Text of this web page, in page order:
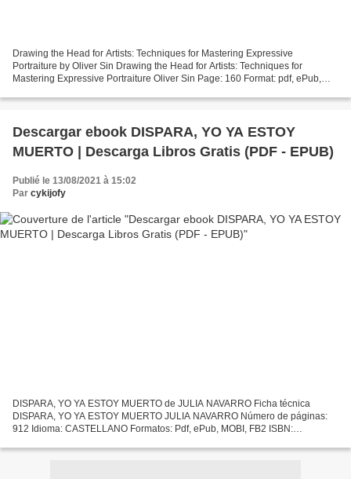
Drawing the Head for Artists: Techniques for Mastering Expressive
Portraiture by Oliver Sin Drawing the Head for Artists: Techniques for
Mastering Expressive Portraiture Oliver Sin Page: 160 Format: pdf, ePub,
Descargar ebook DISPARA, YO YA ESTOY
MUERTO | Descarga Libros Gratis (PDF - EPUB)
Publié le 13/08/2021 à 15:02
Par cykijofy
DISPARA, YO YA ESTOY MUERTO de JULIA NAVARRO Ficha técnica
DISPARA, YO YA ESTOY MUERTO JULIA NAVARRO Número de páginas:
912 Idioma: CASTELLANO Formatos: Pdf, ePub, MOBI, FB2 ISBN:
2018 Descargar...